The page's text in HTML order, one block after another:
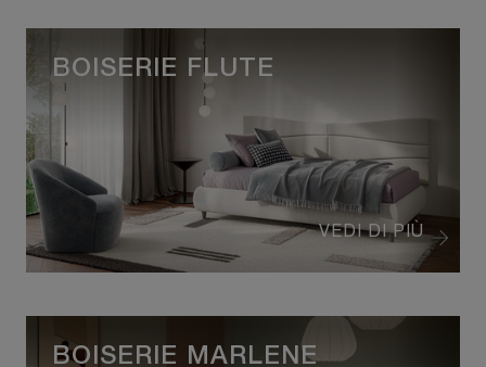
VEDI DI PIÙ
BOISERIE FLUTE
BOISERIE MARLENE